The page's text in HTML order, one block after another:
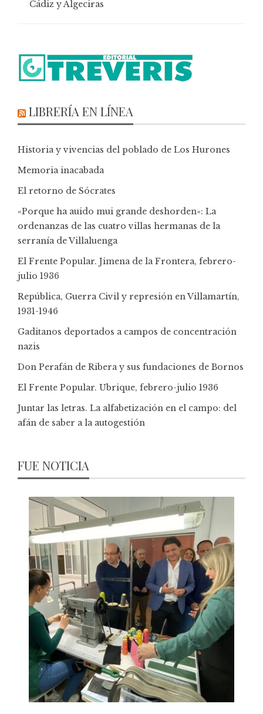
Cádiz y Algeciras
LIBRERÍA EN LÍNEA
Historia y vivencias del poblado de Los Hurones
Memoria inacabada
El retorno de Sócrates
«Porque ha auido mui grande deshorden»: La
ordenanzas de las cuatro villas hermanas de la
serranía de Villaluenga
El Frente Popular. Jimena de la Frontera, febrero-
julio 1936
República, Guerra Civil y represión en Villamartín,
1931-1946
Gaditanos deportados a campos de concentración
nazis
Don Perafán de Ribera y sus fundaciones de Bornos
El Frente Popular. Ubrique, febrero-julio 1936
Juntar las letras. La alfabetización en el campo: del
afán de saber a la autogestión
FUE NOTICIA